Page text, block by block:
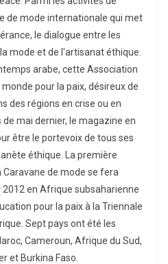
de mode internationale qui met
le dialogue entre les
mode et de l'artisanat éthique.
arabe, cette Association
pour la paix, désireux de
des régions en crise ou en
mai dernier, le magazine en
être le portevoix de tous ses
éthique. La première
de mode se fera
en Afrique subsaharienne
pour la paix à la Triennale
Sept pays ont été les
Cameroun, Afrique du Sud,
et Burkina Faso.